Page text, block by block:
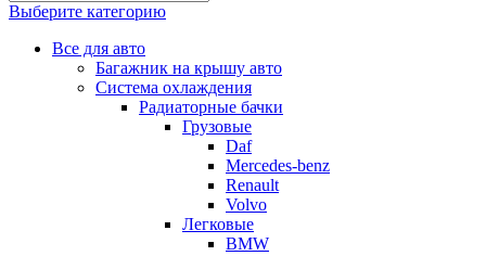
Выберите категорию
Все для авто
Багажник на крышу авто
Система охлаждения
Радиаторные бачки
Грузовые
Daf
Mercedes-benz
Renault
Volvo
Легковые
BMW